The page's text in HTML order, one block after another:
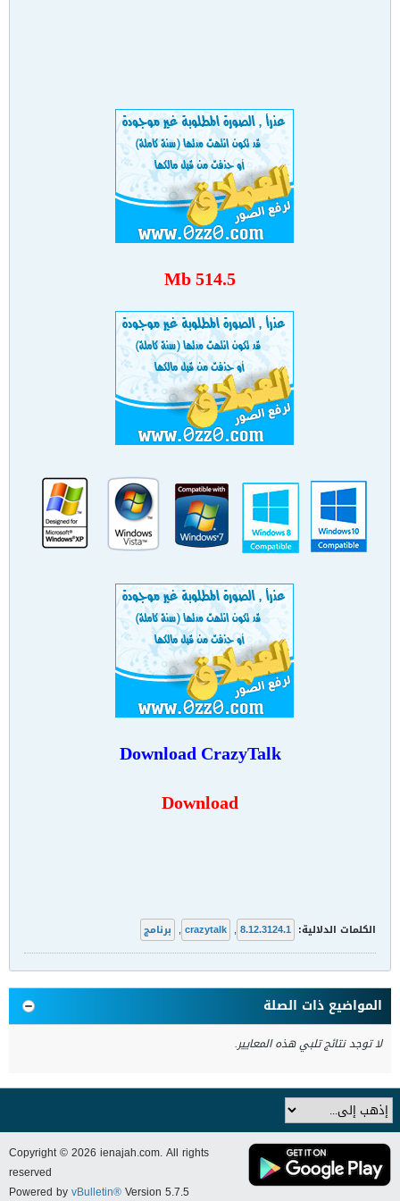
514.5 Mb
Download CrazyTalk
Download
الكلمات الدلالية: 8.12.3124.1
,
crazytalk
, برنامج
المواضيع ذات الصلة
لا توجد نتائج تلبي هذه المعايير.
Copyright © 2026 ienajah.com. All rights
reserved
Powered byvBulletin®Version 5.7.5